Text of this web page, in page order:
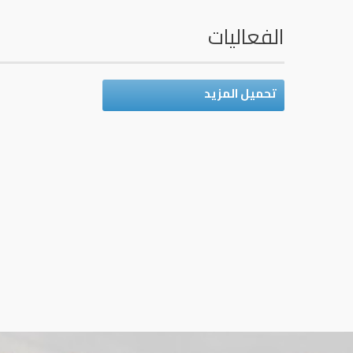
الفعاليات
تحميل المزيد